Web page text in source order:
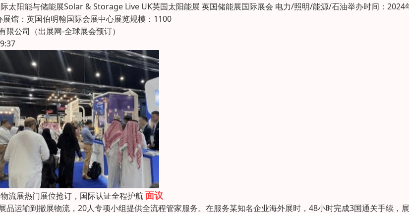
太阳能与储能展Solar & Storage Live UK英国太阳能展 英国储能展国际展会 电力/照明/能源/石油举办时间：2024
展馆：英国伯明翰国际会展中心展览规模：1100
限公司（出展网-全球展会预订）
流展热门展位抢订，国际认证全程护航面议
品运输到撤展物流，20人专项小组提供全流程管家服务。在服务某知名企业海外展时，48小时完成3国通关手续，